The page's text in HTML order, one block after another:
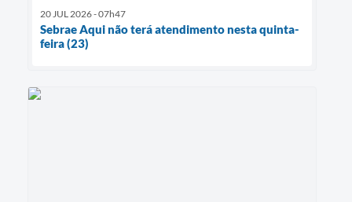
20 JUL 2026 - 07h47
Sebrae Aqui não terá atendimento nesta quinta-
feira (23)